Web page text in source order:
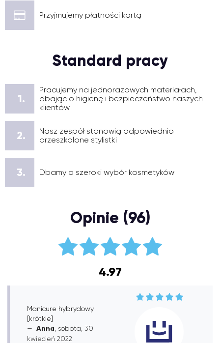
Przyjmujemy płatności kartą
Standard pracy
1.
Pracujemy na jednorazowych materiałach,
dbając o higienę i bezpieczeństwo naszych
klientów
2.
Nasz zespół stanowią odpowiednio
przeszkolone stylistki
3. Dbamy o szeroki wybór kosmetyków
Opinie (96)
4.97
Manicure hybrydowy
[krótkie]
Anna , sobota, 30
kwiecień 2022